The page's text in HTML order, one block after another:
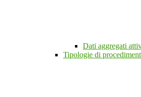
Dati aggregati
Tipologie di